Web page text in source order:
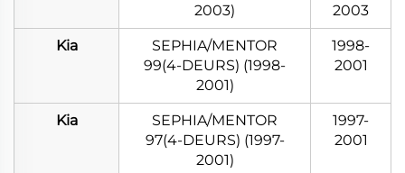
2003)
2003
Kia
SEPHIA/MENTOR
99(4-DEURS) (1998-
2001)
1998-
2001
Kia
SEPHIA/MENTOR
97(4-DEURS) (1997-
2001)
1997-
2001